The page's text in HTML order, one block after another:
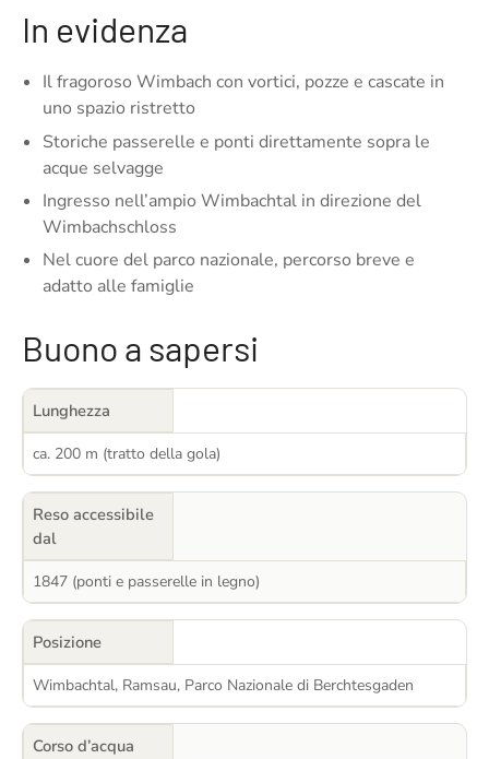
In evidenza
Il fragoroso Wimbach con vortici, pozze e cascate in
uno spazio ristretto
Storiche passerelle e ponti direttamente sopra le
acque selvagge
Ingresso nell’ampio Wimbachtal in direzione del
Wimbachschloss
Nel cuore del parco nazionale, percorso breve e
adatto alle famiglie
Buono a sapersi
Lunghezza
ca. 200 m (tratto della gola)
Reso accessibile
dal
1847 (ponti e passerelle in legno)
Posizione
Wimbachtal, Ramsau, Parco Nazionale di Berchtesgaden
Corso d’acqua